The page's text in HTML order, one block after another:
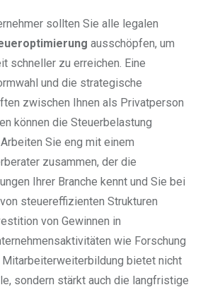
sollten Sie alle legalen
ausschöpfen, um
schneller zu erreichen. Eine
und die strategische
zwischen Ihnen als Privatperson
können die Steuerbelastung
Sie eng mit einem
zusammen, der die
Ihrer Branche kennt und Sie bei
steuereffizienten Strukturen
von Gewinnen in
wie Forschung
Mitarbeiterweiterbildung bietet nicht
sondern stärkt auch die langfristige